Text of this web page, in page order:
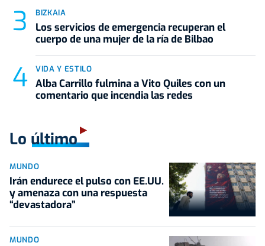
BIZKAIA
Los servicios de emergencia recuperan el
cuerpo de una mujer de la ría de Bilbao
VIDA Y ESTILO
Alba Carrillo fulmina a Vito Quiles con un
comentario que incendia las redes
Lo último
MUNDO
Irán endurece el pulso con EE.UU.
y amenaza con una respuesta
“devastadora”
MUNDO